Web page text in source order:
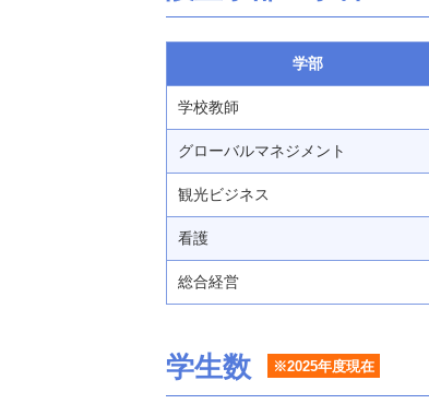
学部
学校教師
グローバルマネジメント
観光ビジネス
看護
総合経営
学生数 ※2025年度現在